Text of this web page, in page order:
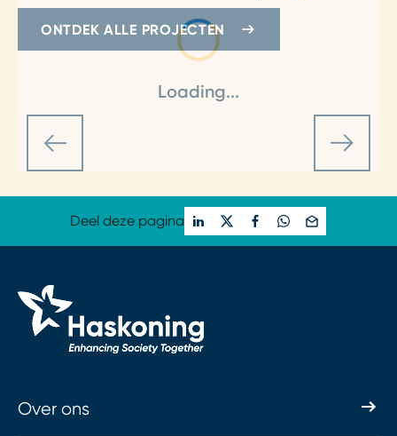
Loading...
ONTDEK ALLE PROJECTEN
Deel deze pagina
Over ons